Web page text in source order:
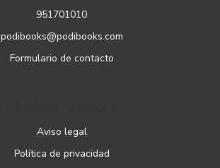
951701010
podibooks@podibooks.com
Formulario de contacto
Aviso legal
Política de privacidad